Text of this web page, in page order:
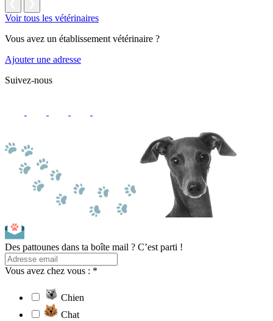
Voir tous les vétérinaires
Vous avez un établissement vétérinaire ?
Ajouter une adresse
Suivez-nous
Des pattounes dans ta boîte mail ? C’est parti !
Vous avez chez vous : *
Chien
Chat